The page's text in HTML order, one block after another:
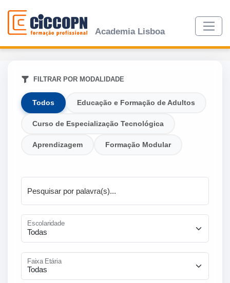
Academia Lisboa
FILTRAR POR MODALIDADE
Todos Educação e Formação de Adultos
Curso de Especialização Tecnológica
Aprendizagem Formação Modular
Pesquisar por palavra(s)...
Escolaridade
Faixa Etária